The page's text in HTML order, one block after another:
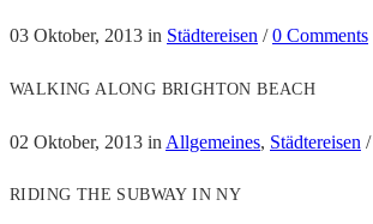
03 Oktober, 2013 in Städtereisen /0 Comments
WALKING ALONG BRIGHTON BEACH
02 Oktober, 2013 in Allgemeines, Städtereisen /
RIDING THE SUBWAY IN NY